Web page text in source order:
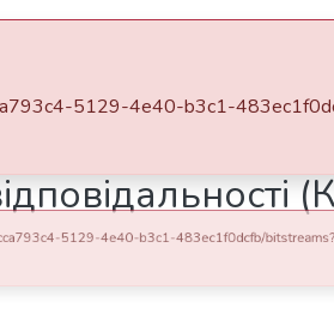
5129-4e40-b3c1-483ec1f0dcfb/